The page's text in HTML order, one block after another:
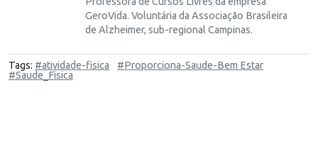
GeroVida. Voluntária da Associação Brasileira
de Alzheimer, sub-regional Campinas.
Tags: #atividade-fisica
#Proporciona-Saude-Bem Estar
#Saude_Fisica